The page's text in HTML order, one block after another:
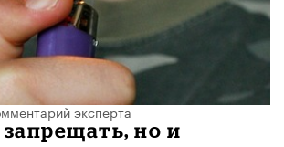
эксперта
но и